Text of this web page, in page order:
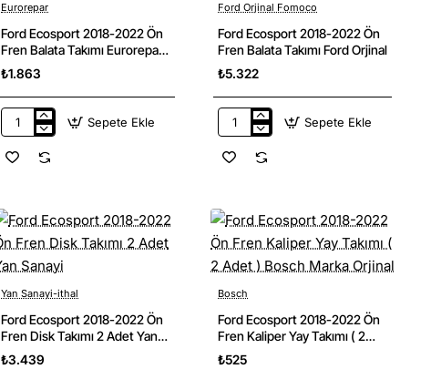
Eurorepar
Ford Ecosport 2018-2022 Ön
Fren Balata Takımı Eurorepar
Marka
₺1.863
Ford
2018-
Balata
Takımı
Eurorepar
Marka
Sepete Ekle
Ford Orjinal Fomoco
Ford Ecosport 2018-2022 Ön
Fren Balata Takımı Ford Orjinal
₺5.322
Ford
2018-
Balata
Takımı
Ford
Orjinal
Sepete Ekle
Yan Sanayi-ithal
Ford Ecosport 2018-2022 Ön
Fren Disk Takımı 2 Adet Yan
Sanayi
₺3.439
Bosch
Ford Ecosport 2018-2022 Ön
Fren Kaliper Yay Takımı ( 2
Adet ) Bosch Marka Orjinal
₺525